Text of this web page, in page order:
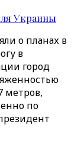
Украины
о планах в
в
город
метров,
по